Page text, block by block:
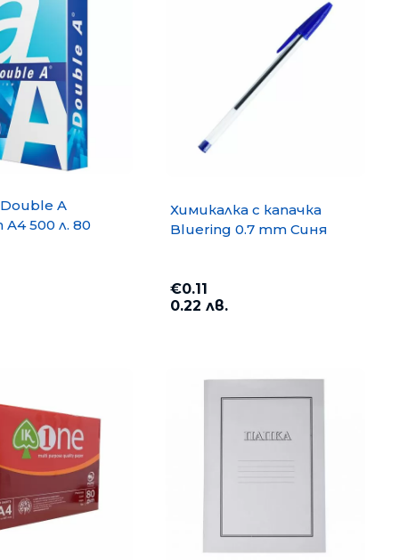
A
500 л. 80
Химикалка с капачка
Bluering 0.7 mm Синя
€0.11
0.22 лв.